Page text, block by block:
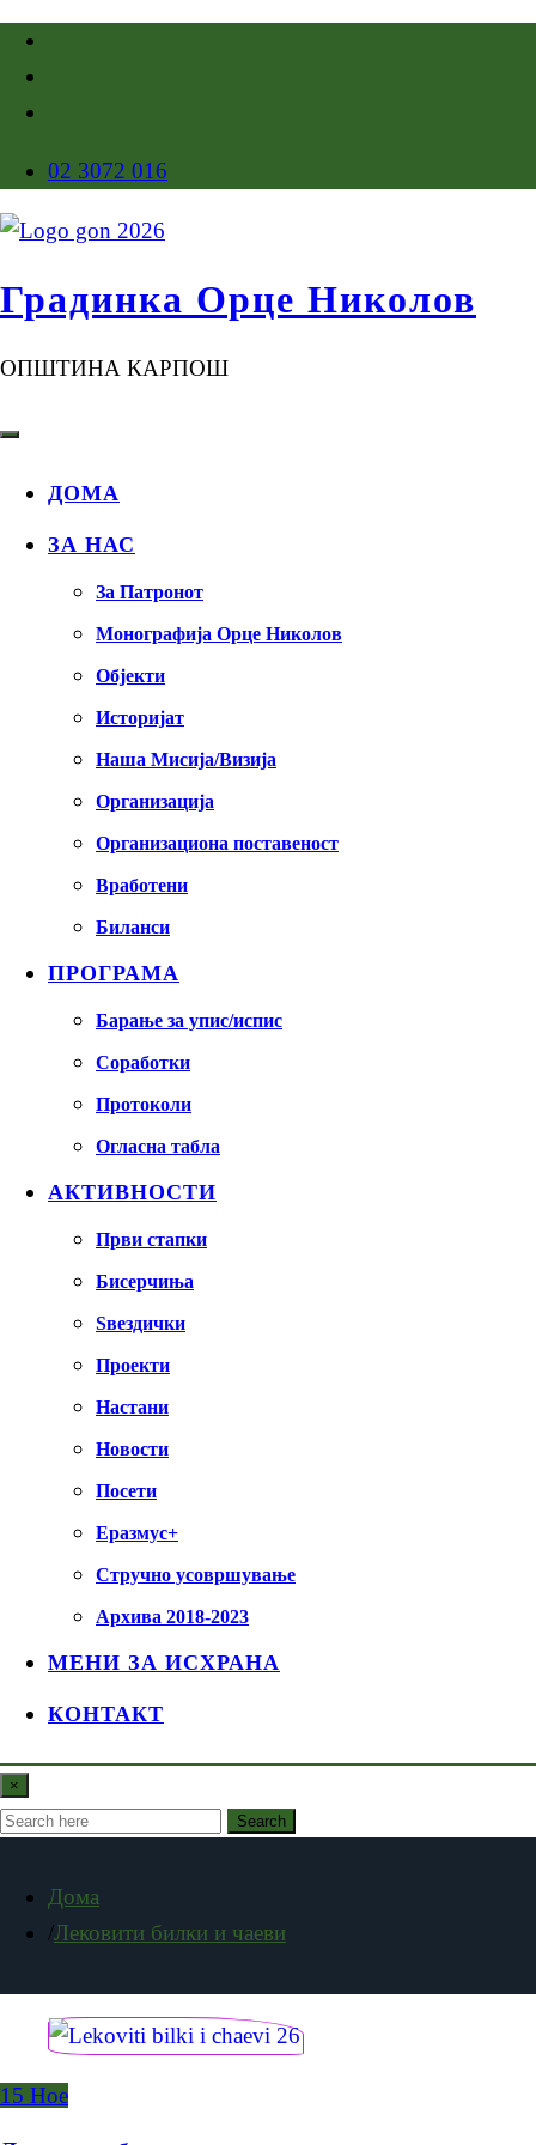
02 3072 016
Градинка Орце Николов
ОПШТИНА КАРПОШ
ДОМА
ЗА НАС
За Патронот
Монографија Орце Николов
Објекти
Историјат
Наша Мисија/Визија
Организација
Организациона поставеност
Вработени
Биланси
ПРОГРАМА
Барање за упис/испис
Соработки
Протоколи
Огласна табла
АКТИВНОСТИ
Први стапки
Бисерчиња
Ѕвездички
Проекти
Настани
Новости
Посети
Еразмус+
Стручно усовршување
Архива 2018-2023
МЕНИ ЗА ИСХРАНА
КОНТАКТ
×
Search
Дома
Лековити билки и чаеви
15 Ное